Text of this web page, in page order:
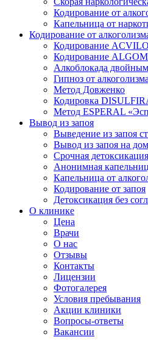
Кодирование от
Капельница от
Кодирование от
Кодирование
Кодирование
Алкоблокада
Гипноз от алкоголизма
Метод Довженко
Кодировка
Метод ESPERAL
Вывод из запоя
Выведение из запоя
Вывод из запоя на
Срочная
Анонимная
Капельница от
Кодирование от запоя
Детоксикация без
О клинике
Цена
Врачи
О нас
Отзывы
Контакты
Лицензии
Фотогалерея
Условия пребывания
Акции клиники
Вопросы-ответы
Вакансии